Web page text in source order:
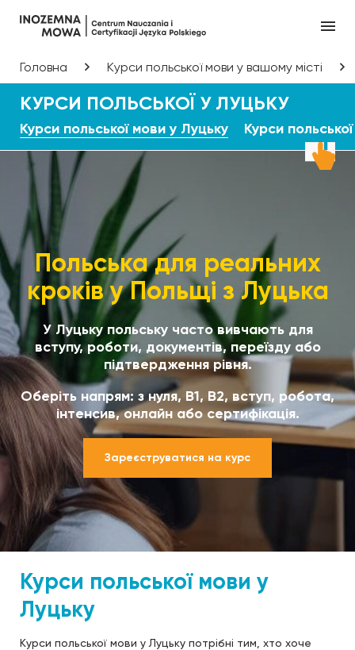
Головна Курси польської мови у вашому місті
КУРСИ ПОЛЬСЬКОЇ У ЛУЦЬКУ
Курси польської мови у Луцьку Курси
Польська для реальних
кроків у Польщі з Луцька
У Луцьку польську часто вивчають для
вступу, роботи, документів, переїзду або
підтвердження рівня.
Оберіть напрям: з нуля, B1, B2, вступ, робота,
інтенсив, онлайн або сертифікація.
Зареєструватися на курс
Курси польської мови у
Луцьку
Курси польської мови у Луцьку потрібні тим, хто хоче